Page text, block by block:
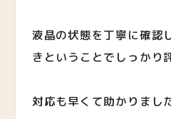
液晶の状態を丁寧に確認
きということでしっかり
対応も早くて助かりまし